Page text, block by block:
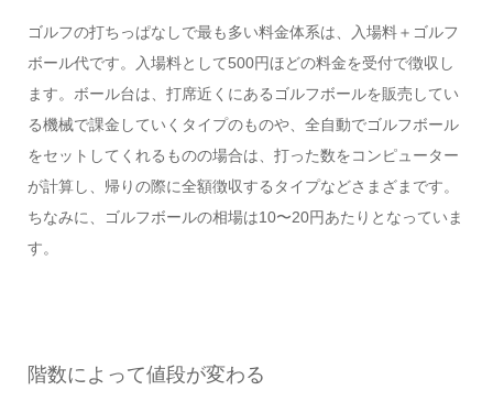
ゴルフの打ちっぱなしで最も多い料金体系は、入場料＋ゴルフ
ボール代です。入場料として500円ほどの料金を受付で徴収し
ます。ボール台は、打席近くにあるゴルフボールを販売してい
る機械で課金していくタイプのものや、全自動でゴルフボール
をセットしてくれるものの場合は、打った数をコンピューター
が計算し、帰りの際に全額徴収するタイプなどさまざまです。
ちなみに、ゴルフボールの相場は10〜20円あたりとなっていま
す。
階数によって値段が変わる